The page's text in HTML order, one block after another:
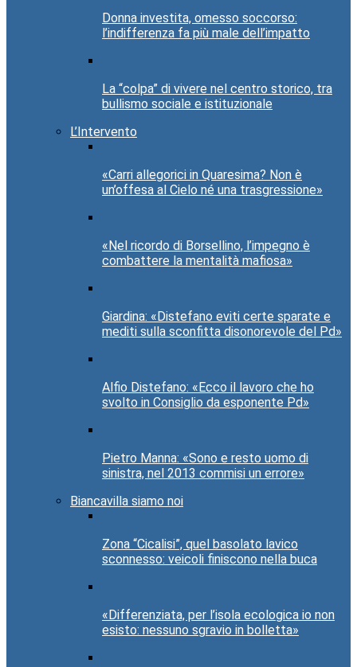
Donna investita, omesso soccorso:
l’indifferenza fa più male dell’impatto
La “colpa” di vivere nel centro storico, tra
bullismo sociale e istituzionale
L’Intervento
«Carri allegorici in Quaresima? Non è
un’offesa al Cielo né una trasgressione»
«Nel ricordo di Borsellino, l’impegno è
combattere la mentalità mafiosa»
Giardina: «Distefano eviti certe sparate e
mediti sulla sconfitta disonorevole del Pd»
Alfio Distefano: «Ecco il lavoro che ho
svolto in Consiglio da esponente Pd»
Pietro Manna: «Sono e resto uomo di
sinistra, nel 2013 commisi un errore»
Biancavilla siamo noi
Zona “Cicalisi”, quel basolato lavico
sconnesso: veicoli finiscono nella buca
«Differenziata, per l’isola ecologica io non
esisto: nessuno sgravio in bolletta»